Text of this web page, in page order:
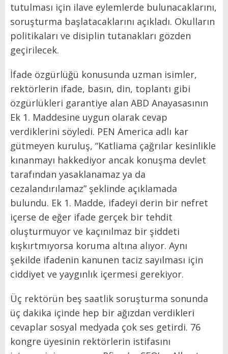
tutulması için ilave eylemlerde bulunacaklarını,
soruşturma başlatacaklarını açıkladı. Okulların
politikaları ve disiplin tutanakları gözden
geçirilecek.
İfade özgürlüğü konusunda uzman isimler,
rektörlerin ifade, basın, din, toplantı gibi
özgürlükleri garantiye alan ABD Anayasasının
Ek 1. Maddesine uygun olarak cevap
verdiklerini söyledi. PEN America adlı kar
gütmeyen kuruluş, “Katliama çağrılar kesinlikle
kınanmayı hakkediyor ancak konuşma devlet
tarafından yasaklanamaz ya da
cezalandırılamaz” şeklinde açıklamada
bulundu. Ek 1. Madde, ifadeyi derin bir nefret
içerse de eğer ifade gerçek bir tehdit
oluşturmuyor ve kaçınılmaz bir şiddeti
kışkırtmıyorsa koruma altına alıyor. Aynı
şekilde ifadenin kanunen taciz sayılması için
ciddiyet ve yaygınlık içermesi gerekiyor.
Üç rektörün beş saatlik soruşturma sonunda
üç dakika içinde hep bir ağızdan verdikleri
cevaplar sosyal medyada çok ses getirdi. 76
kongre üyesinin rektörlerin istifasını